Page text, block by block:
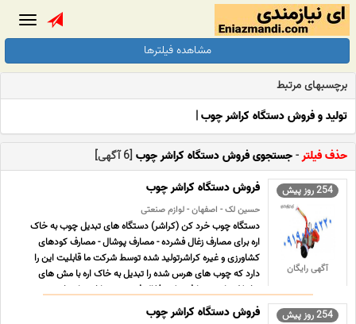
مشاهده فیلترها
برچسبهای مرتبط
تولید و فروش دستگاه کراشر چوب|
حذف فیلتر-جستجوی فروش دستگاه کراشر چوب [6 آگهی]
254 روز پیش
آگهی رایگان
فروش دستگاه کراشر چوب
حسین لک - اصفهان - لوازم صنعتی
دستگاه چوب خرد کن (کراشر) دستگاه های تبدیل چوب به خاک
اره برای مصارف زغال فشرده - مصارف پوشال - مصارف کودهای
کشاورزی و غیره کراشرتولید شده توسط شرکت ما قابلیت این را
دارد که چوب های هرس شده را تبدیل به خاک اره با مش های
مختلف تا در مصارف تولید ذغال فشرده و شاخه های خرد شده به
صور ... ...
254 روز پیش فروش دستگاه کراشر چوب